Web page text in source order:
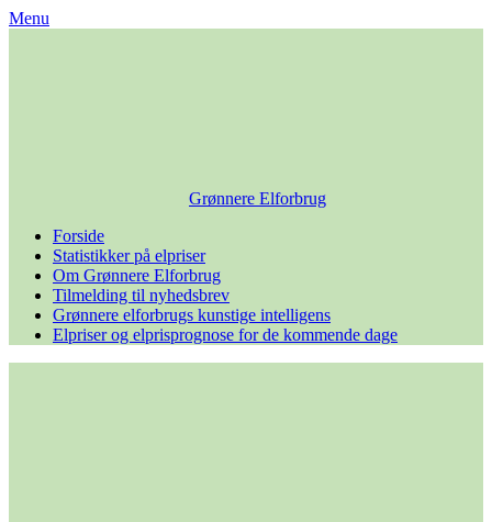
Skip
Menu
Grønnere Elforbrug
Forside
Statistikker på elpriser
Om Grønnere Elforbrug
Tilmelding til nyhedsbrev
Grønnere elforbrugs kunstige intelligens
Elpriser og elprisprognose for de kommende dage